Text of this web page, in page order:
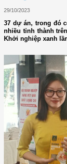
29/10/2023
37 dự án, trong đó
nhiều tỉnh thành
Khởi nghiệp xanh